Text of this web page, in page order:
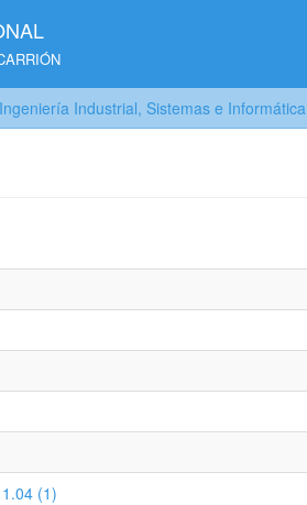
Industrial, Sistemas e Informática
(1)